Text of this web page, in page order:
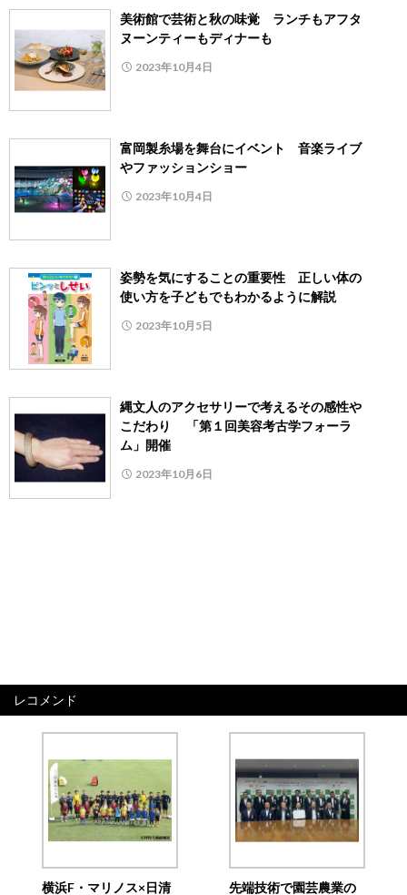
美術館で芸術と秋の味覚 ランチもアフタ
ヌーンティーもディナーも
2023年10月4日
富岡製糸場を舞台にイベント 音楽ライブ
やファッションショー
2023年10月4日
姿勢を気にすることの重要性 正しい体の
使い方を子どもでもわかるように解説
2023年10月5日
縄文人のアクセサリーで考えるその感性や
こだわり 「第１回美容考古学フォーラ
ム」開催
2023年10月6日
レコメンド
横浜F・マリノス×日清 先端技術で園芸農業の